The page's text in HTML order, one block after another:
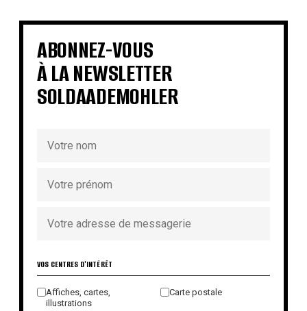
€ €
€ € €
€ €
ABONNEZ-VOUS
À LA NEWSLETTER
SOLDAADEMOHLER
VOS CENTRES D'INTÉRÊT
Affiches, cartes,
illustrations
Carte postale